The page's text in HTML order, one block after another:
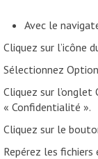
Avec le
Cliquez sur l’icône
Sélectionnez
Cliquez sur
« Confidentialité ».
Cliquez sur le
Repérez les